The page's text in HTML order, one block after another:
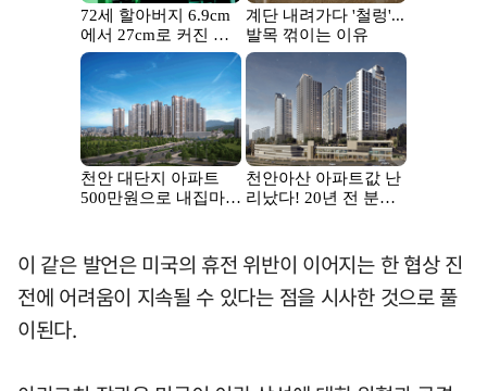
이 같은 발언은 미국의 휴전 위반이 이어지는 한 협상 진
전에 어려움이 지속될 수 있다는 점을 시사한 것으로 풀
이된다.